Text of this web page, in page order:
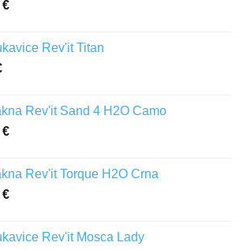
€
Rev'it Titan
Rev'it Sand 4 H2O Camo
€
Rev'it Torque H2O Crna
€
Rev'it Mosca Lady